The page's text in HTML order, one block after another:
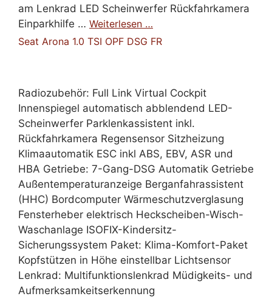
am Lenkrad LED Scheinwerfer Rückfahrkamera
Einparkhilfe … Weiterlesen …
Seat Arona 1.0 TSI OPF DSG FR
Radiozubehör: Full Link Virtual Cockpit
Innenspiegel automatisch abblendend LED-
Scheinwerfer Parklenkassistent inkl.
Rückfahrkamera Regensensor Sitzheizung
Klimaautomatik ESC inkl ABS, EBV, ASR und
HBA Getriebe: 7-Gang-DSG Automatik Getriebe
Außentemperaturanzeige Berganfahrassistent
(HHC) Bordcomputer Wärmeschutzverglasung
Fensterheber elektrisch Heckscheiben-Wisch-
Waschanlage ISOFIX-Kindersitz-
Sicherungssystem Paket: Klima-Komfort-Paket
Kopfstützen in Höhe einstellbar Lichtsensor
Lenkrad: Multifunktionslenkrad Müdigkeits- und
Aufmerksamkeitserkennung